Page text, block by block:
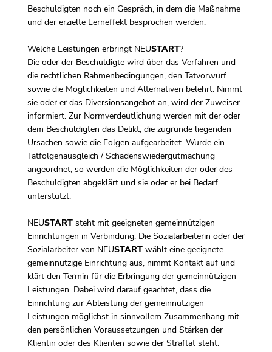
Beschuldigten noch ein Gespräch, in dem die Maßnahme
und der erzielte Lerneffekt besprochen werden.
Welche Leistungen erbringt NEUSTART?
Die oder der Beschuldigte wird über das Verfahren und
die rechtlichen Rahmenbedingungen, den Tatvorwurf
sowie die Möglichkeiten und Alternativen belehrt. Nimmt
sie oder er das Diversionsangebot an, wird der Zuweiser
informiert. Zur Normverdeutlichung werden mit der oder
dem Beschuldigten das Delikt, die zugrunde liegenden
Ursachen sowie die Folgen aufgearbeitet. Wurde ein
Tatfolgenausgleich / Schadenswiedergutmachung
angeordnet, so werden die Möglichkeiten der oder des
Beschuldigten abgeklärt und sie oder er bei Bedarf
unterstützt.
NEUSTARTsteht mit geeigneten gemeinnützigen
Einrichtungen in Verbindung. Die Sozialarbeiterin oder der
Sozialarbeiter von NEUSTARTwählt eine geeignete
gemeinnützige Einrichtung aus, nimmt Kontakt auf und
klärt den Termin für die Erbringung der gemeinnützigen
Leistungen. Dabei wird darauf geachtet, dass die
Einrichtung zur Ableistung der gemeinnützigen
Leistungen möglichst in sinnvollem Zusammenhang mit
den persönlichen Voraussetzungen und Stärken der
Klientin oder des Klienten sowie der Straftat steht.